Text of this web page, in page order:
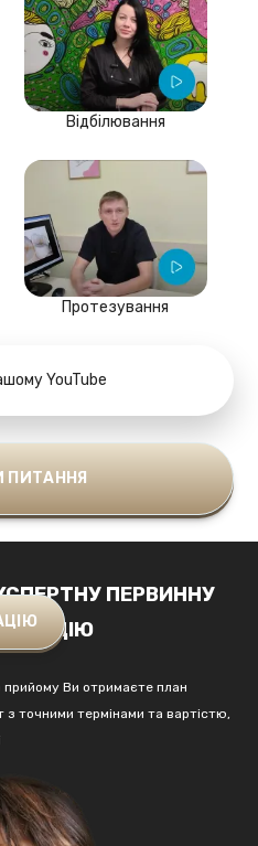
Відбілювання
Протезування
YouTube
ПИТАННЯ
ПЕРВИННУ
Ви отримаєте план
з точними термінами та вартістю,